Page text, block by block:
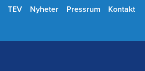
TEV Nyheter Pressrum Kontakt